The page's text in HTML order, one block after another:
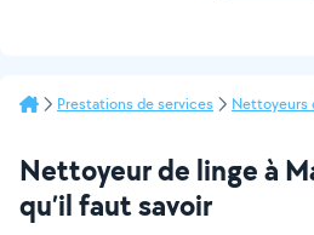
Prestations de services Nettoyeurs
Nettoyeur de linge à
qu’il faut savoir